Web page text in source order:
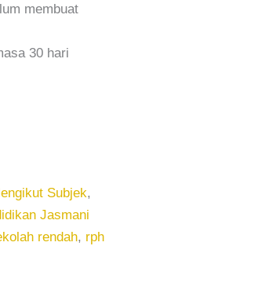
membuat
30 hari
Subjek,
Jasmani
rendah, rph